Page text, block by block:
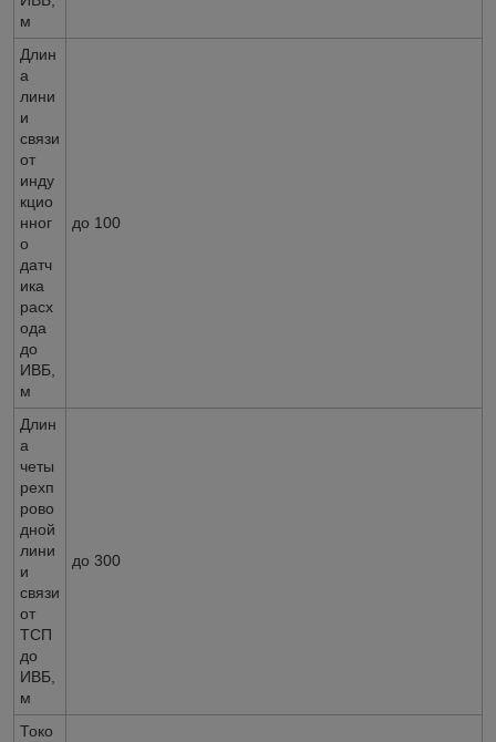
м
Длин
а
лини
и
связи
от
инду
кцио
нног
о
датч
ика
расх
ода
до
ИВБ,
м
до 100
Длин
а
четы
рехп
рово
дной
лини
и
связи
от
ТСП
до
ИВБ,
м
до 300
Токо